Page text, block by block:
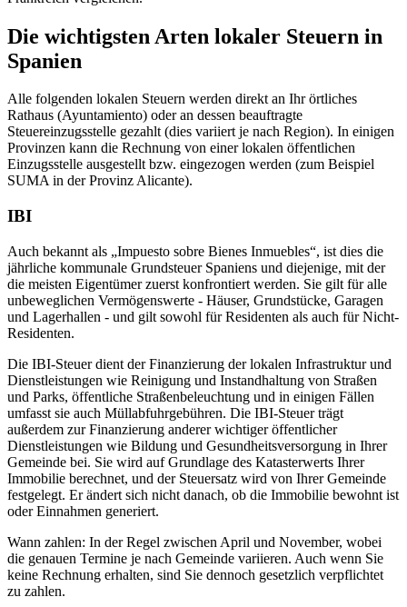
Die wichtigsten Arten lokaler Steuern in
Spanien
Alle folgenden lokalen Steuern werden direkt an Ihrörtliches
Rathaus (Ayuntamiento) oder an dessen beauftragte
Steuereinzugsstelle gezahlt(dies variiert je nach Region). In einigen
Provinzen kann die Rechnung von einer lokalen öffentlichen
Einzugsstelle ausgestellt bzw. eingezogen werden (zum Beispiel
SUMA in der Provinz Alicante).
IBI
Auch bekannt als „Impuesto sobre Bienes Inmuebles“, ist dies die
jährliche kommunale Grundsteuer Spaniens und diejenige, mit der
die meisten Eigentümer zuerst konfrontiert werden. Sie gilt für alle
unbeweglichen Vermögenswerte - Häuser, Grundstücke, Garagen
und Lagerhallen - und gilt sowohl für Residenten als auch für Nicht-
Residenten.
Die IBI-Steuer dient der Finanzierung derlokalen Infrastrukturund
Dienstleistungen wie Reinigung und Instandhaltung von Straßen
und Parks, öffentliche Straßenbeleuchtung und in einigen Fällen
umfasst sie auch Müllabfuhrgebühren. Die IBI-Steuer trägt
außerdem zur Finanzierung anderer wichtiger öffentlicher
Dienstleistungen wie Bildung und Gesundheitsversorgung in Ihrer
Gemeinde bei. Sie wird auf Grundlage des Katasterwerts Ihrer
Immobilie berechnet, und der Steuersatz wird von Ihrer Gemeinde
festgelegt. Er ändert sich nicht danach, ob die Immobilie bewohnt ist
oder Einnahmen generiert.
Wann zahlen: In der Regel zwischen April und November, wobei
die genauen Termine je nach Gemeinde variieren. Auch wenn Sie
keine Rechnung erhalten, sind Sie dennoch gesetzlich verpflichtet
zu zahlen.